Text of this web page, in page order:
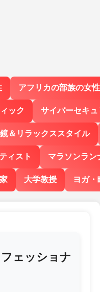
アフリカの部族の女性
ック サイバーセキ
＆リラックススタイル
ィスト マラソンラン
大学教授 ヨガ・
ェッショナ